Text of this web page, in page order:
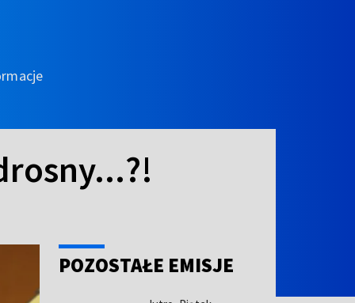
POZOSTAŁE EMISJE